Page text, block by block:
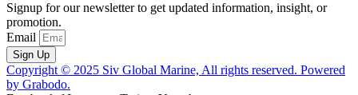
Signup for our newsletter to get updated information, insight, or
promotion.
Email
Sign Up
Copyright © 2025 Siv Global Marine, All rights reserved. Powered
by Grabodo.